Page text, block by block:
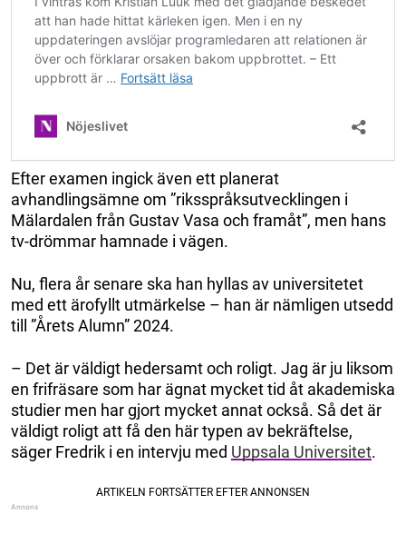
Efter examen ingick även ett planerat
avhandlingsämne om ”riksspråksutvecklingen i
Mälardalen från Gustav Vasa och framåt”, men hans
tv-drömmar hamnade i vägen.
Nu, flera år senare ska han hyllas av universitetet
med ett ärofyllt utmärkelse – han är nämligen utsedd
till ”Årets Alumn” 2024.
– Det är väldigt hedersamt och roligt. Jag är ju liksom
en frifräsare som har ägnat mycket tid åt akademiska
studier men har gjort mycket annat också. Så det är
väldigt roligt att få den här typen av bekräftelse,
säger Fredrik i en intervju med Uppsala Universitet.